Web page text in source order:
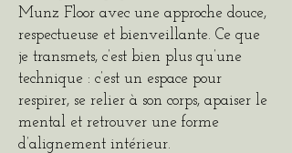
Munz Floor avec une approche douce,
respectueuse et bienveillante. Ce que
je transmets, c’est bien plus qu’une
technique : c’est un espace pour
respirer, se relier à son corps, apaiser le
mental et retrouver une forme
d’alignement intérieur.